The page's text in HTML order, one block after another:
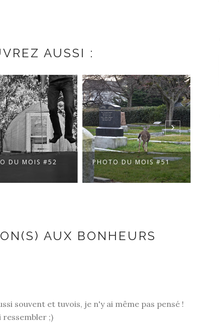
AUSSI :
DU MOIS #52 PHOTO DU MOIS #51
AUX BONHEURS
souvent et tuvois, je n'y ai même pas pensé !
ressembler ;)